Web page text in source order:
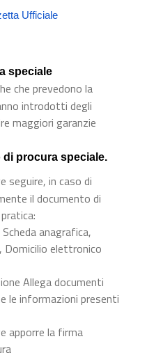
Ufficiale
speciale
che prevedono la
introdotti degli
maggiori garanzie
procura speciale.
seguire, in caso di
il documento di
anagrafica,
Domicilio elettronico
Allega documenti
le informazioni presenti
apporre la firma